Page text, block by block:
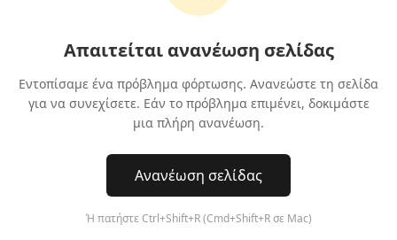
Απαιτείται ανανέωση σελίδας
Εντοπίσαμε ένα πρόβλημα φόρτωσης. Ανανεώστε τη σελίδα
για να συνεχίσετε. Εάν το πρόβλημα επιμένει, δοκιμάστε
μια πλήρη ανανέωση.
Ανανέωση σελίδας
Ή πατήστε Ctrl+Shift+R (Cmd+Shift+R σε Mac)